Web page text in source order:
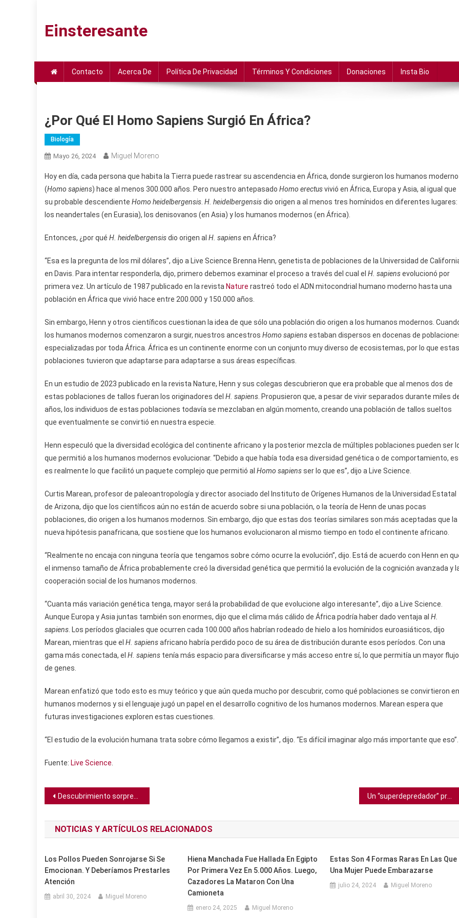
contenido
Einsteresante
Contacto Acerca De Política De Privacidad Términos Y Condiciones Donaciones Insta Bio
¿Por Qué El Homo Sapiens Surgió En África?
Biología
Mayo 26, 2024 Miguel Moreno
Hoy en día, cada persona que habita la Tierra puede rastrear su ascendencia en África, donde surgieron los humanos
(Homo sapiens) hace al menos 300.000 años. Pero nuestro antepasado Homo erectusvivió en África, Europa y Asia, al igual que
su probable descendiente Homo heidelbergensis H. heidelbergensisdio origen a al menos tres homínidos en diferentes lugares:
los neandertales (en Eurasia), los denisovanos (en Asia) y los humanos modernos (en África).
Entonces, ¿por qué H. heidelbergensisdio origen al H. sapiensen África?
“Esa es la pregunta de los mil dólares”, dijo a Live Science Brenna Henn, genetista de poblaciones de la Universidad de
en Davis. Para intentar responderla, dijo, primero debemos examinar el proceso a través del cual el H. sapiensevolucionó por
primera vez. Un artículo de 1987 publicado en la revista Nature rastreó todo el ADN mitocondrial humano moderno hasta una
población en África que vivió hace entre 200.000 y 150.000 años.
Sin embargo, Henn y otros científicos cuestionan la idea de que sólo una población dio origen a los humanos modernos.
los humanos modernos comenzaron a surgir, nuestros ancestros Homo sapiensestaban dispersos en docenas de
especializadas por toda África. África es un continente enorme con un conjunto muy diverso de ecosistemas, por lo que estas
poblaciones tuvieron que adaptarse para adaptarse a sus áreas específicas.
En un estudio de 2023 publicado en la revista Nature, Henn y sus colegas descubrieron que era probable que al menos dos de
estas poblaciones de tallos fueran los originadores del H. sapiens . Propusieron que, a pesar de vivir separados durante miles
años, los individuos de estas poblaciones todavía se mezclaban en algún momento, creando una población de tallos sueltos
que eventualmente se convirtió en nuestra especie.
Henn especuló que la diversidad ecológica del continente africano y la posterior mezcla de múltiples poblaciones pueden ser
que permitió a los humanos modernos evolucionar. “Debido a que había toda esa diversidad genética o de comportamiento,
es realmente lo que facilitó un paquete complejo que permitió al Homo sapiensser lo que es”, dijo a Live Science.
Curtis Marean, profesor de paleoantropología y director asociado del Instituto de Orígenes Humanos de la Universidad Estatal
de Arizona, dijo que los científicos aún no están de acuerdo sobre si una población, o la teoría de Henn de unas pocas
poblaciones, dio origen a los humanos modernos. Sin embargo, dijo que estas dos teorías similares son más aceptadas que la
nueva hipótesis panafricana, que sostiene que los humanos evolucionaron al mismo tiempo en todo el continente africano.
“Realmente no encaja con ninguna teoría que tengamos sobre cómo ocurre la evolución”, dijo. Está de acuerdo con Henn en
el inmenso tamaño de África probablemente creó la diversidad genética que permitió la evolución de la cognición avanzada y
cooperación social de los humanos modernos.
“Cuanta más variación genética tenga, mayor será la probabilidad de que evolucione algo interesante”, dijo a Live Science.
Aunque Europa y Asia juntas también son enormes, dijo que el clima más cálido de África podría haber dado ventaja al H.
sapiens . Los períodos glaciales que ocurren cada 100.000 años habrían rodeado de hielo a los homínidos euroasiáticos, dijo
Marean, mientras que el H. sapiensafricano habría perdido poco de su área de distribución durante esos períodos. Con una
gama más conectada, el H. sapiens tenía más espacio para diversificarse y más acceso entre sí, lo que permitía un mayor flujo
de genes.
Marean enfatizó que todo esto es muy teórico y que aún queda mucho por descubrir, como qué poblaciones se convirtieron en
humanos modernos y si el lenguaje jugó un papel en el desarrollo cognitivo de los humanos modernos. Marean espera que
futuras investigaciones exploren estas cuestiones.
“El estudio de la evolución humana trata sobre cómo llegamos a existir”, dijo. “Es difícil imaginar algo más importante que eso”.
Fuente: Live Science
Navegación
de
entradas
Descubrimiento sorpresa revela el más antiguo ancestro de las arañas y los escorpiones
NOTICIAS Y ARTÍCULOS RELACIONADOS
Los Pollos Pueden Sonrojarse Si Se
Emocionan. Y Deberíamos Prestarles
Atención
abril 30, 2024 Miguel Moreno
Hiena Manchada Fue Hallada En Egipto
Por Primera Vez En 5.000 Años. Luego,
Cazadores La Mataron Con Una
Camioneta
enero 24, 2025 Miguel Moreno
Estas Son 4 Formas Raras En Las Que
Una Mujer Puede Embarazarse
julio 24, 2024 Miguel Moreno